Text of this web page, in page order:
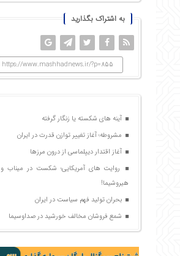
به اشتراک بگذارید
https://www.mashhadnews.ir/?p=855
آینه های شکسته یا زنگار گرفته
مشروطه؛ آغاز تغییر توازن قدرت در ایران
آغاز اقتدار دیپلماسی از درون مرزها
روایت های آمریکایی؛ شکست در میناب و
هیروشیما!
بحران تولید فهم سیاست در ایران
شمع فروشان مخالف خورشید در صداوسیما